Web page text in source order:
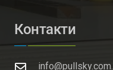
Контакти